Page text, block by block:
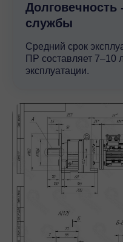
Долговечность
службы
Средний срок
ПР составляет 7–10
эксплуатации.